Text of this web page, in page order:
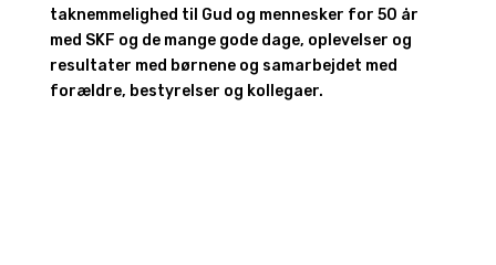
taknemmelighed til Gud og mennesker for 50 år
med SKF og de mange gode dage, oplevelser og
resultater med børnene og samarbejdet med
forældre, bestyrelser og kollegaer.